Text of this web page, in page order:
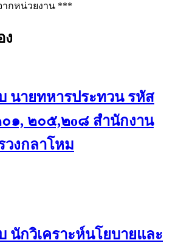
ากหน่วยงาน ***
ง
นายทหารประทวน รหัส
๑, ๒๐๕,๒o๘ สำนักงาน
วงกลาโหม
นักวิเคราะห์นโยบายและ